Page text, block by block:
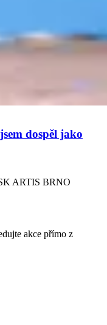
dospěl jako
ARTIS BRNO
akce přímo z